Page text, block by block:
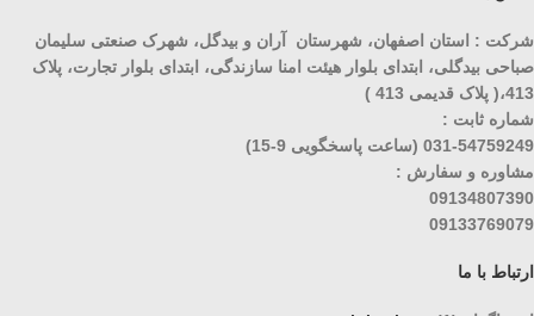
شرکت : استان اصفهان، شهرستان آران و بیدگل، شهرک صنعتی سلیمان
صباحی بیدگلی، ابتدای بلوار هیئت امنا سازندگی، ابتدای بلوار تجارت، پلاک
413،( پلاک قدیمی 413 )
شماره ثابت :
031-54759249 (ساعت پاسخگویی 9-15)
مشاوره و سفارش :
09134807390
09133769079
ارتباط با ما